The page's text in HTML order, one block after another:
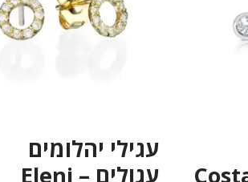
עגילי יהלומים
עגולים – Eleni